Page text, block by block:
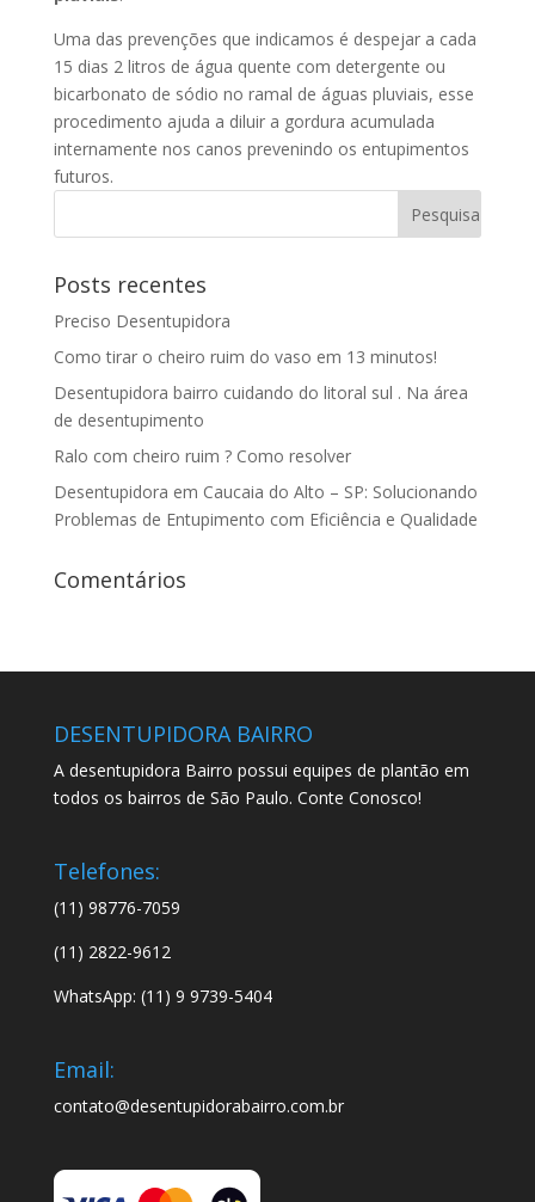
Uma das prevenções que indicamos é despejar a cada
15 dias 2 litros de água quente com detergente ou
bicarbonato de sódio no ramal de águas pluviais, esse
procedimento ajuda a diluir a gordura acumulada
internamente nos canos prevenindo os entupimentos
futuros.
Posts recentes
Preciso Desentupidora
Como tirar o cheiro ruim do vaso em 13 minutos!
Desentupidora bairro cuidando do litoral sul . Na área
de desentupimento
Ralo com cheiro ruim ? Como resolver
Desentupidora em Caucaia do Alto – SP: Solucionando
Problemas de Entupimento com Eficiência e Qualidade
Comentários
DESENTUPIDORA BAIRRO
A desentupidora Bairro possui equipes de plantão em
todos os bairros de São Paulo. Conte Conosco!
Telefones:
(11) 98776-7059
(11) 2822-9612
WhatsApp: (11) 9 9739-5404
Email:
contato@desentupidorabairro.com.br